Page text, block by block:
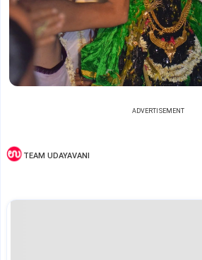
ADVERTISEMENT
TEAM UDAYAVANI